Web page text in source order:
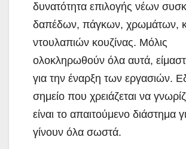
δυνατότητα επιλογής νέων
δαπέδων, πάγκων, χρωμάτων,
ντουλαπιών κουζίνας. Μόλις
ολοκληρωθούν όλα αυτά,
για την έναρξη των εργασιών.
σημείο που χρειάζεται να
είναι το απαιτούμενο διάστημα
γίνουν όλα σωστά.